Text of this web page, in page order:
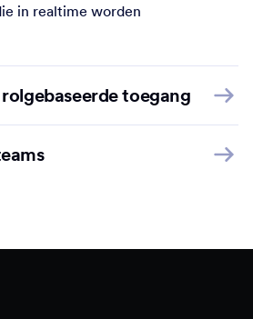
in realtime worden
toegang